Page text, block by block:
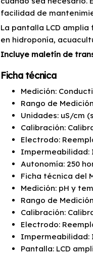
facilidad de
La pantalla LCD
en hidroponía,
Incluye maletín de
Ficha técnica
Medición:
Rango de
Unidades: uS/cm
Calibración:
Electrodo:
Impermeabilidad:
Autonomía: 250
Ficha técnica del
Medición: pH y
Rango de
Calibración:
Electrodo:
Impermeabilidad:
Pantalla: LCD